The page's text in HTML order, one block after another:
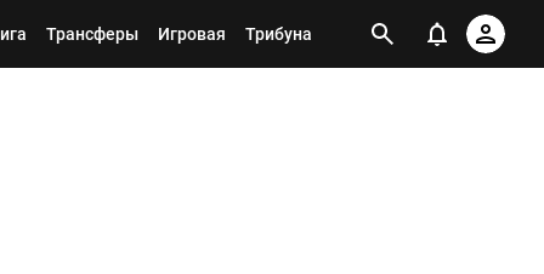
Трансферы Игровая Трибуна